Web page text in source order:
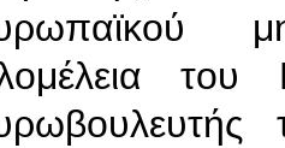
του